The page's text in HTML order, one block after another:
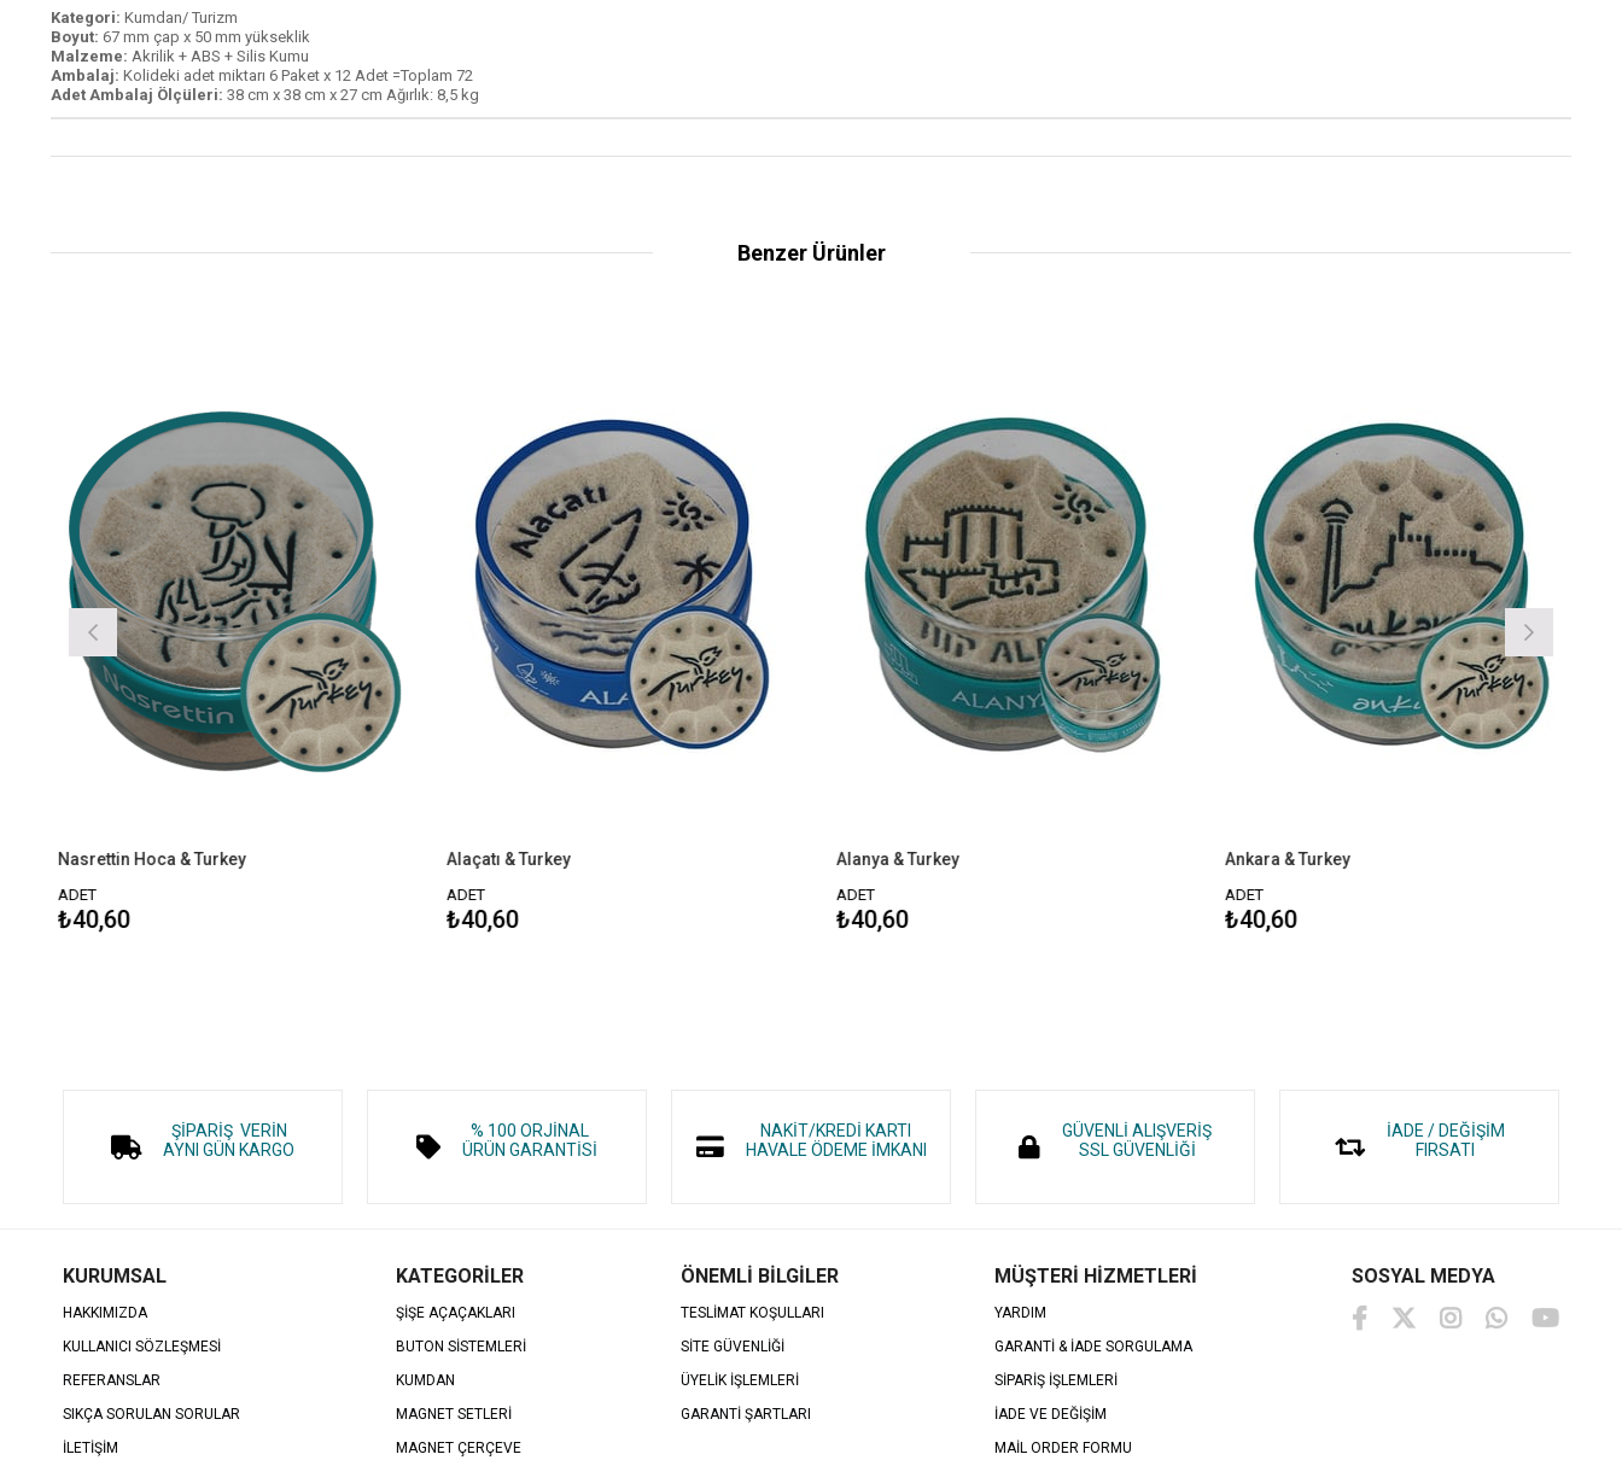
Kategori: Kumdan/ Turizm
Boyut: 67 mm çap x 50 mm yükseklik
Malzeme: Akrilik + ABS + Silis Kumu
Ambalaj: Kolideki adet miktarı 6 Paket x 12 Adet =Toplam 72
Adet Ambalaj Ölçüleri: 38 cm x 38 cm x 27 cm Ağırlık: 8,5 kg
Benzer Ürünler
Hoca & Turkey Alaçatı & Turkey
₺40,60
Alanya & Turkey
₺40,60
Ankara & Turkey
₺40,60
ŞİPARİŞ VERİN
AYNI GÜN KARGO
% 100 ORJİNAL
ÜRÜN GARANTİSİ
NAKİT/KREDİ KARTI
HAVALE ÖDEME İMKANI
GÜVENLİ ALIŞVERİŞ
SSL GÜVENLİĞİ
İADE / DEĞİŞİM
FIRSATI
KURUMSAL
HAKKIMIZDA
KULLANICI SÖZLEŞMESİ
REFERANSLAR
SIKÇA SORULAN SORULAR
İLETİŞİM
KATEGORİLER
ŞİŞE AÇAÇAKLARI
BUTON SİSTEMLERİ
KUMDAN
MAGNET SETLERİ
MAGNET ÇERÇEVE
ÖNEMLİ BİLGİLER
TESLİMAT KOŞULLARI
SİTE GÜVENLİĞİ
ÜYELİK İŞLEMLERİ
GARANTİ ŞARTLARI
MÜŞTERİ HİZMETLERİ
YARDIM
GARANTİ & İADE SORGULAMA
SİPARİŞ İŞLEMLERİ
İADE VE DEĞİŞİM
MAİL ORDER FORMU
SOSYAL MEDYA